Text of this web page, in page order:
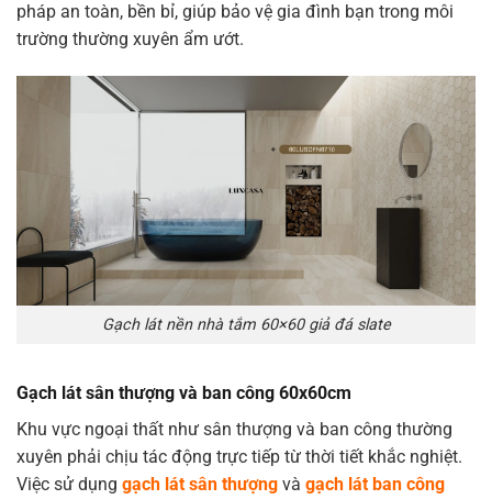
pháp an toàn, bền bỉ, giúp bảo vệ gia đình bạn trong môi
trường thường xuyên ẩm ướt.
Gạch lát nền nhà tắm 60×60 giả đá slate
Gạch lát sân thượng và ban công 60x60cm
Khu vực ngoại thất như sân thượng và ban công thường
xuyên phải chịu tác động trực tiếp từ thời tiết khắc nghiệt.
Việc sử dụng gạch lát sân thượng và gạch lát ban công